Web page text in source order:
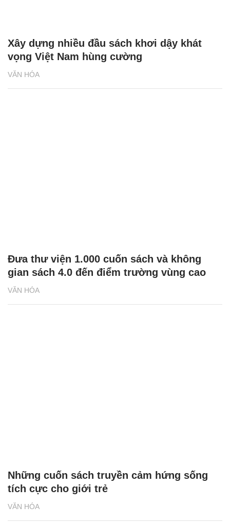
VĂN HÓA
Xây dựng nhiều đầu sách khơi dậy khát
vọng Việt Nam hùng cường
VĂN HÓA
Đưa thư viện 1.000 cuốn sách và không
gian sách 4.0 đến điểm trường vùng cao
VĂN HÓA
Những cuốn sách truyền cảm hứng sống
tích cực cho giới trẻ